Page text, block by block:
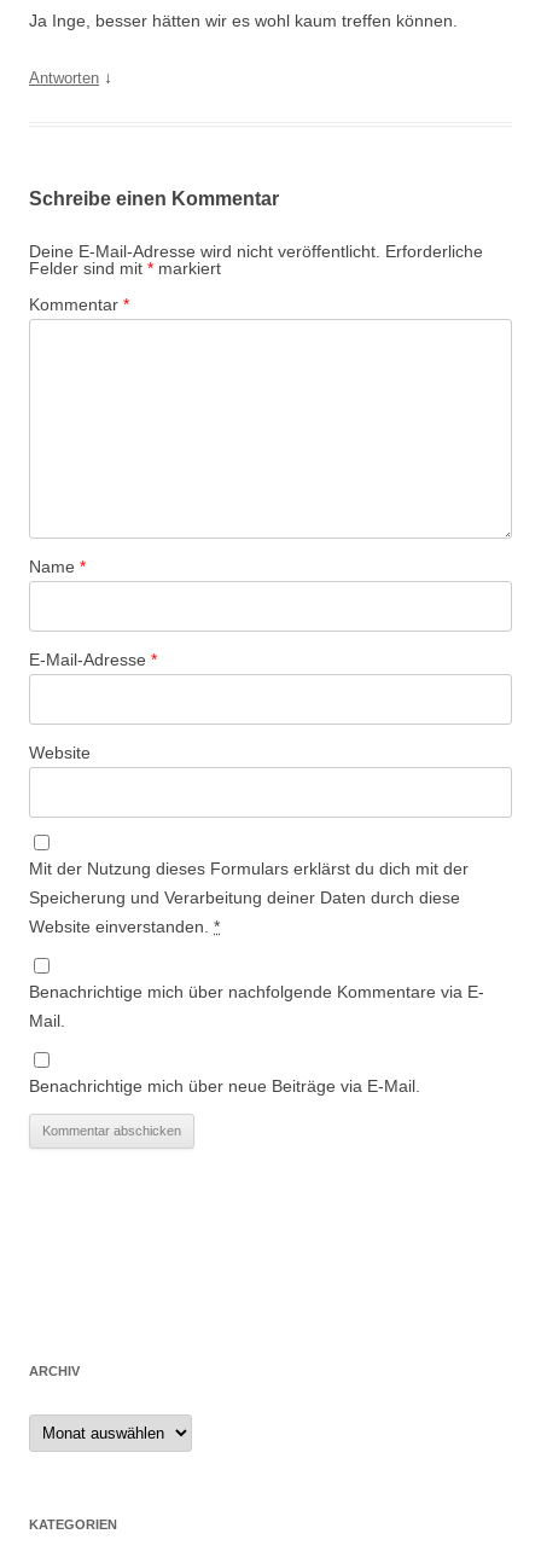
Ja Inge, besser hätten wir es wohl kaum treffen können.
Antworten ↓
Schreibe einen Kommentar
Deine E-Mail-Adresse wird nicht veröffentlicht. Erforderliche
Felder sind mit * markiert
Kommentar *
Name *
E-Mail-Adresse *
Website
Mit der Nutzung dieses Formulars erklärst du dich mit der
Speicherung und Verarbeitung deiner Daten durch diese
Website einverstanden. *
Benachrichtige mich über nachfolgende Kommentare via E-
Mail.
Benachrichtige mich über neue Beiträge via E-Mail.
ARCHIV
Archiv
KATEGORIEN